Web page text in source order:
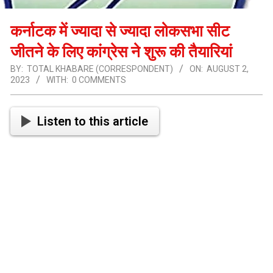
कर्नाटक में ज्यादा से ज्यादा लोकसभा सीट
जीतने के लिए कांग्रेस ने शुरू की तैयारियां
BY: TOTAL KHABARE (CORRESPONDENT) ON: AUGUST 2,
2023
WITH: 0 COMMENTS
Listen to this article